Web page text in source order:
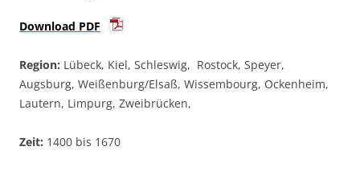
Download PDF
Region: Lübeck, Kiel, Schleswig, Rostock, Speyer,
Augsburg, Weißenburg/Elsaß, Wissembourg, Ockenheim,
Lautern, Limpurg, Zweibrücken,
Zeit: 1400 bis 1670